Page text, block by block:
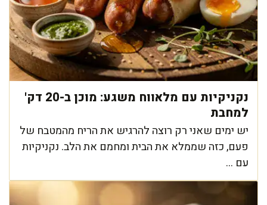
נקניקיות עם מלאווח משגע: מוכן ב-20 דק'
למחבת
יש ימים שאני רק רוצה להרגיש את הריח מהמטבח של
פעם, כזה שממלא את הבית ומחמם את הלב. נקניקיות
עם ...